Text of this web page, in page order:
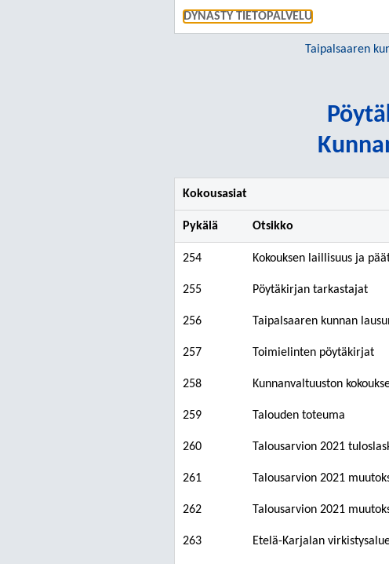
DYNASTY TIETOPALVELU
Taipalsaaren
Kokousasiat
Pykälä Otsikko
254 Kokouksen laillisuus ja
255 Pöytäkirjan tarkastajat
256 Taipalsaaren kunnan
257 Toimielinten pöytäkirjat
258 Kunnanvaltuuston
259 Talouden toteuma
260 Talousarvion 2021
261 Talousarvion 2021
262 Talousarvion 2021
263 Etelä-Karjalan